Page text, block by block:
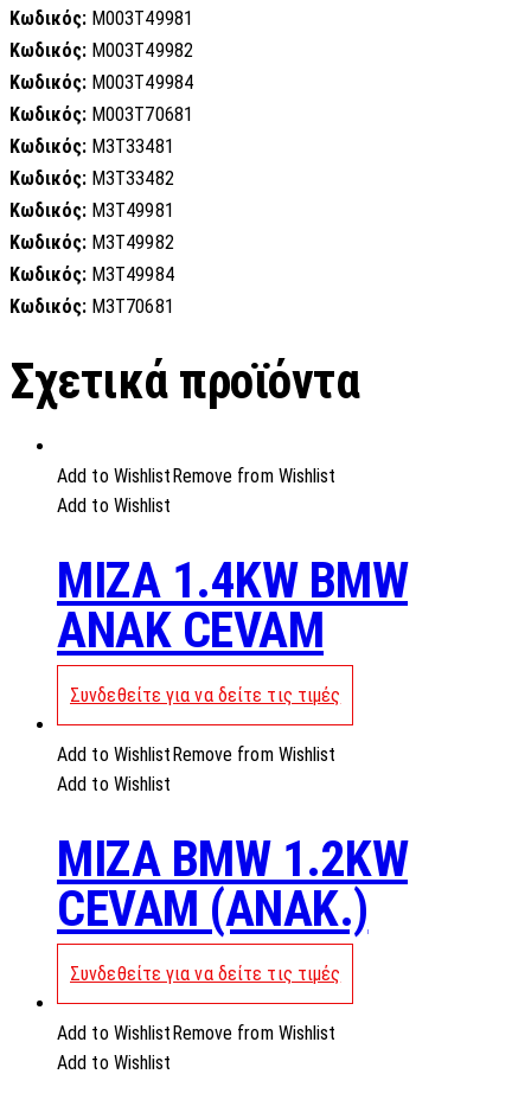
Κωδικός: M003T49981
Κωδικός: M003T49982
Κωδικός: M003T49984
Κωδικός: M003T70681
Κωδικός: M3T33481
Κωδικός: M3T33482
Κωδικός: M3T49981
Κωδικός: M3T49982
Κωδικός: M3T49984
Κωδικός: M3T70681
Σχετικά προϊόντα
Add to Wishlist Remove from Wishlist
Add to Wishlist
MIZA 1.4KW BMW
ANAK CEVAM
Συνδεθείτε για να δείτε τις τιμές
Add to Wishlist Remove from Wishlist
Add to Wishlist
MIZA BMW 1.2KW
CEVAM (ANAK.)
Συνδεθείτε για να δείτε τις τιμές
Add to Wishlist Remove from Wishlist
Add to Wishlist